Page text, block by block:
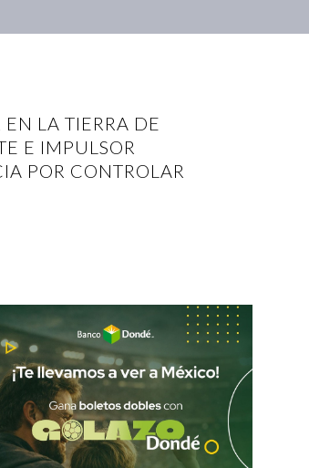
LA TIERRA DE
E IMPULSOR
POR CONTROLAR